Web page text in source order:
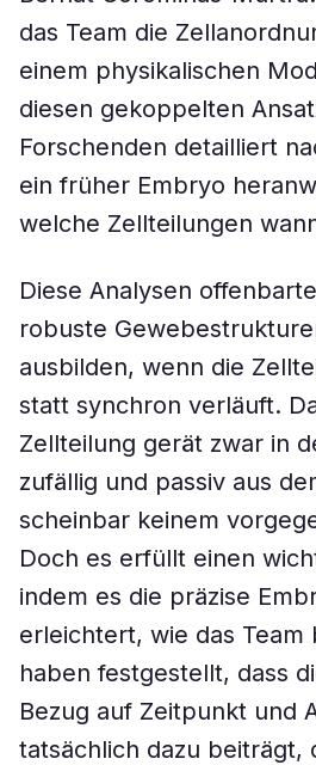
das Team die
einem physikalischen
diesen gekoppelten
Forschenden detailliert
ein früher Embryo
welche Zellteilungen
Diese Analysen
robuste
ausbilden, wenn die
statt synchron verläuft.
Zellteilung gerät zwar in
zufällig und passiv aus
scheinbar keinem
Doch es erfüllt einen
indem es die präzise
erleichtert, wie das Team
haben festgestellt, dass
Bezug auf Zeitpunkt und
tatsächlich dazu beiträgt,